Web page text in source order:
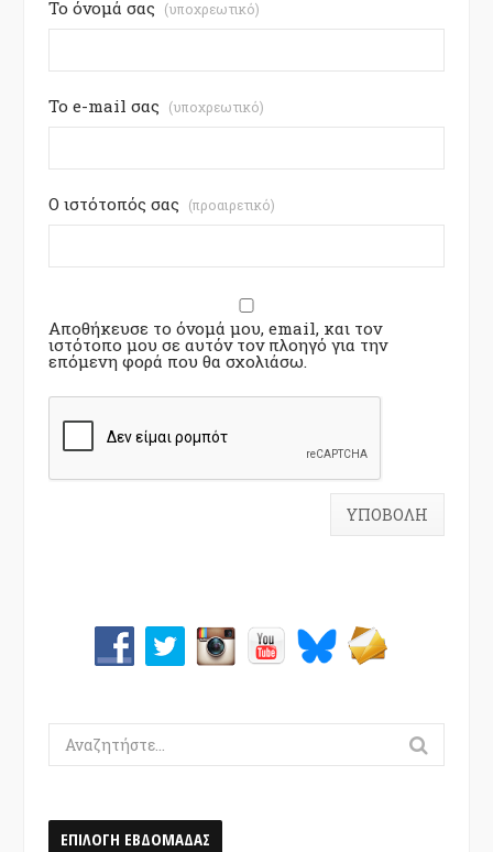
Το όνομά σας (υποχρεωτικό)
Το e-mail σας (υποχρεωτικό)
Ο ιστότοπός σας (προαιρετικό)
Αποθήκευσε το όνομά μου, email, και τον
ιστότοπο μου σε αυτόν τον πλοηγό για την
επόμενη φορά που θα σχολιάσω.
Search
for:
ΕΠΙΛΟΓΗ ΕΒΔΟΜΑΔΑΣ